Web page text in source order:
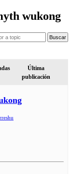
wukong
Última
publicación